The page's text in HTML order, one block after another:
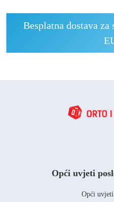
Besplatna dostava za
Opći uvjeti
Opći